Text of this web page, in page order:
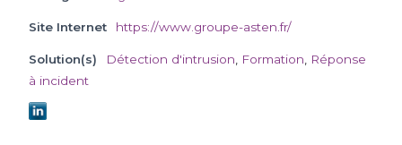
Site Internet https://www.groupe-asten.fr/
Solution(s) Détection d'intrusion Formation
Réponse
à incident